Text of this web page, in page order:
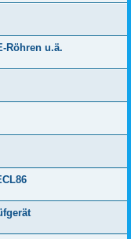
Röhren u.ä.